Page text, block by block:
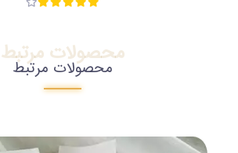
محصولات مرتبط
محصولات مرتبط